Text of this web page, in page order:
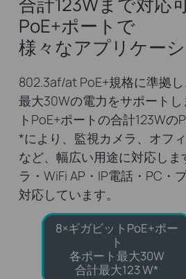
PoE+ポートで
様々なアプリケー
802.3af/at PoE+規格に準拠
最大30Wの電力をサポートし
トPoE+ポートの合計123Wの
*により、監視カメラ、オフ
など、幅広い用途に対応しま
ラ・WiFi AP・IP電話・PC・
対応しています。
8×ギガビットPoE+ポー
ト
各ポート最大30W
合計最大123 W*